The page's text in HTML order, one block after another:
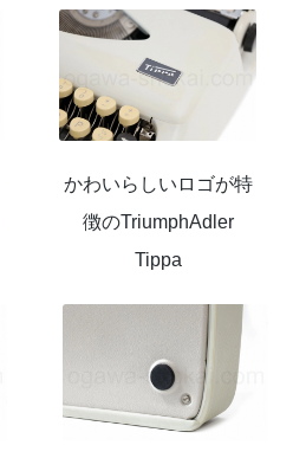
かわいらしいロゴが特
徴のTriumphAdler
Tippa